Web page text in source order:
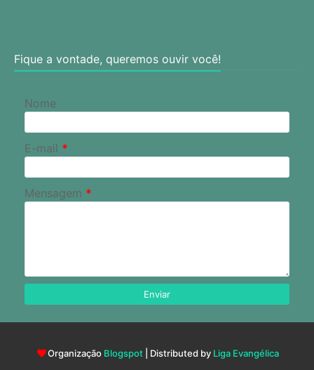
Fique a vontade, queremos ouvir você!
Nome
E-mail *
Mensagem *
Organização Blogspot| Distributed by Liga Evangélica